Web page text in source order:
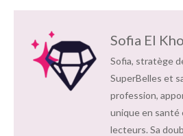
Sofia El
Sofia, stratège
SuperBelles et
profession,
unique en
lecteurs. Sa